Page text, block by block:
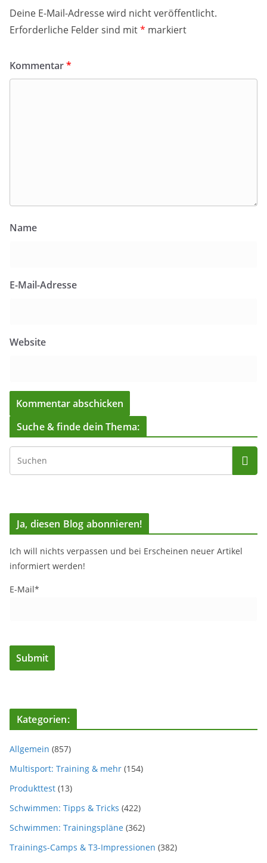
Deine E-Mail-Adresse wird nicht veröffentlicht.
Erforderliche Felder sind mit* markiert
Kommentar*
Name
E-Mail-Adresse
Website
Suche & finde dein Thema:
Ja, diesen Blog abonnieren!
Ich will nichts verpassen und bei Erscheinen neuer Artikel
informiert werden!
E-Mail*
Kategorien:
Allgemein (857)
Multisport: Training & mehr (154)
Produkttest (13)
Schwimmen: Tipps & Tricks (422)
Schwimmen: Trainingspläne (362)
Trainings-Camps & T3-Impressionen (382)